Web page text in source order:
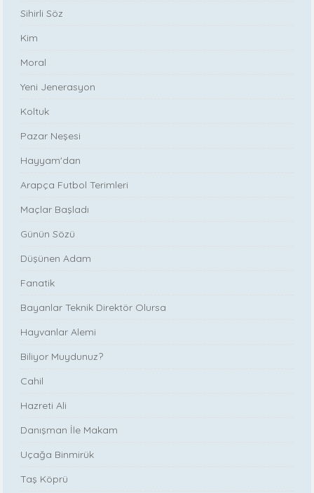
Sihirli Söz
Kim
Moral
Yeni Jenerasyon
Koltuk
Pazar Neşesi
Hayyam'dan
Arapça Futbol Terimleri
Maçlar Başladı
Günün Sözü
Düşünen Adam
Fanatik
Bayanlar Teknik Direktör Olursa
Hayvanlar Alemi
Biliyor Muydunuz?
Cahil
Hazreti Ali
Danışman İle Makam
Uçağa Binmirük
Taş Köprü